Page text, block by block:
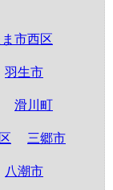
市西区
羽生市
滑川町
三郷市
八潮市